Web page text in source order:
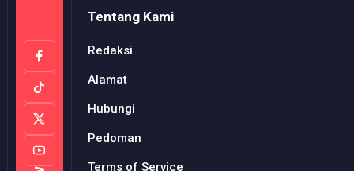
Tentang Kami
Redaksi
Alamat
Hubungi
Pedoman
Terms of Service